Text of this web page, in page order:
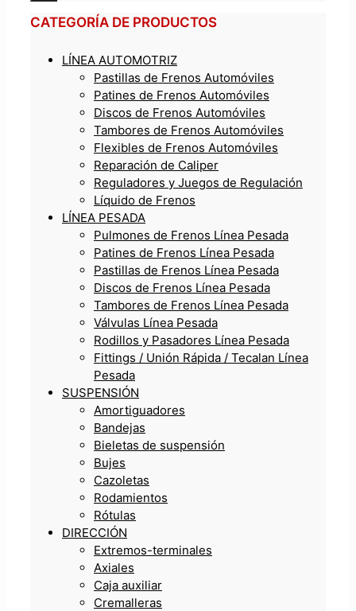
CATEGORÍA DE PRODUCTOS
LÍNEA AUTOMOTRIZ
Pastillas de Frenos Automóviles
Patines de Frenos Automóviles
Discos de Frenos Automóviles
Tambores de Frenos Automóviles
Flexibles de Frenos Automóviles
Reparación de Caliper
Reguladores y Juegos de Regulación
Líquido de Frenos
LÍNEA PESADA
Pulmones de Frenos Línea Pesada
Patines de Frenos Línea Pesada
Pastillas de Frenos Línea Pesada
Discos de Frenos Línea Pesada
Tambores de Frenos Línea Pesada
Válvulas Línea Pesada
Rodillos y Pasadores Línea Pesada
Fittings / Unión Rápida / Tecalan Línea
Pesada
SUSPENSIÓN
Amortiguadores
Bandejas
Bieletas de suspensión
Bujes
Cazoletas
Rodamientos
Rótulas
DIRECCIÓN
Extremos-terminales
Axiales
Caja auxiliar
Cremalleras